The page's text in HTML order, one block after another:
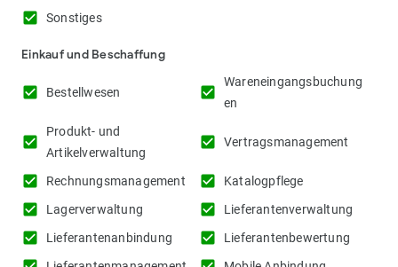
check_box Sonstiges
Einkauf und Beschaffung
check_box Bestellwesen check_box
Wareneingangsbuchung
en
check_box
Produkt- und
Artikelverwaltung
check_box Vertragsmanagement
check_box Rechnungsmanagement check_box Katalogpflege
check_box Lagerverwaltung check_box Lieferantenverwaltung
check_box Lieferantenanbindung check_box Lieferantenbewertung